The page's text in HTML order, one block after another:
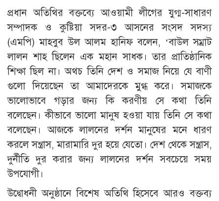
প্রধান অতিথির বক্তব্যে আওয়ামী লীগের যুগ্ম-সাধারণ
সম্পাদক ও কুষ্টিয়া সদর-৩ আসনের সংসদ সদস্য
(এমপি) মাহবুব উল আলম হানিফ বলেন, ‘বাউল সম্রাট
লালন শাহ ছিলেন এক মহান সাধক। তার প্রাতিষ্ঠানিক
শিক্ষা ছিল না। অথচ তিনি দেশ ও সমাজ নিয়ে যে বাণী
গুলো দিয়েছেন তা আমাদেরকে মুগ্ধ করে। সমাজকে
ভালোভাবে গড়ার জন্য কি করণীয় সে কথা তিনি
বলেছেন। কীভাবে ভালো মানুষ হওয়া যায় তিনি সে কথা
বলেছেন। আজকে লালনের দর্শন মানুষের মনে ধারণ
করলে সন্ত্রাস, মারামারি দুর হয়ে যেতো। দেশ থেকে সন্ত্রাস,
দুর্নীতি দুর করার জন্য লালনের দর্শন সবচেয়ে সময়
উপযোগী।
উদ্বোধনী অনুষ্ঠানে বিশেষ অতিথি হিসেবে আরও বক্তব্য